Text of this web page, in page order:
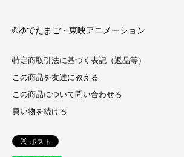
©ゆでたまご・東映アニメーション
特定商取引法に基づく表記（返品等）
この商品を友達に教える
この商品について問い合わせる
買い物を続ける